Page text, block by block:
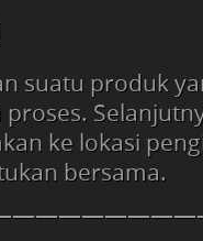
suatu produk
proses.
ke lokasi
bersama.